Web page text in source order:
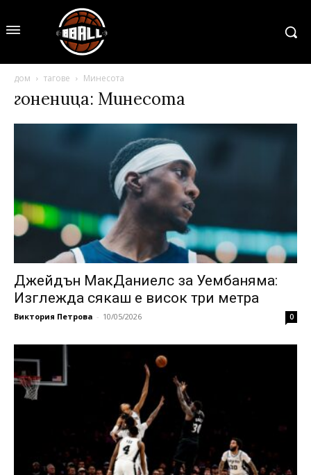
дом тагове Минесота
гоненица: Минесота
Джейдън МакДаниелс за Уембаняма:
Изглежда сякаш е висок три метра
Виктория Петрова - 10/05/2026 0